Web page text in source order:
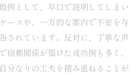
例として、早口で説明してしまい
ースや、一方的な案内で不安を与
されています。反対に、丁寧な声
信頼関係が築けた成功例も多く、
分なりの工夫を積み重ねることが